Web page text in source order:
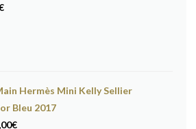
Hermès Mini Kelly Sellier
Bleu 2017
€